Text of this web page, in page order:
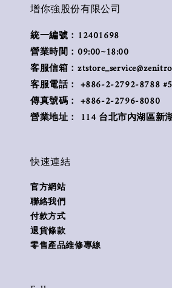
增你強股份有限公司
統一編號：12401698
營業時間：09:00~18:00
客服信箱：
客服電話： +886-2-2792-8788
傳真號碼： +886-2-2796-8080
營業地址： 114 台北市內湖區新
快速連結
官方網站
聯絡我們
付款方式
退貨條款
零售產品維修專線